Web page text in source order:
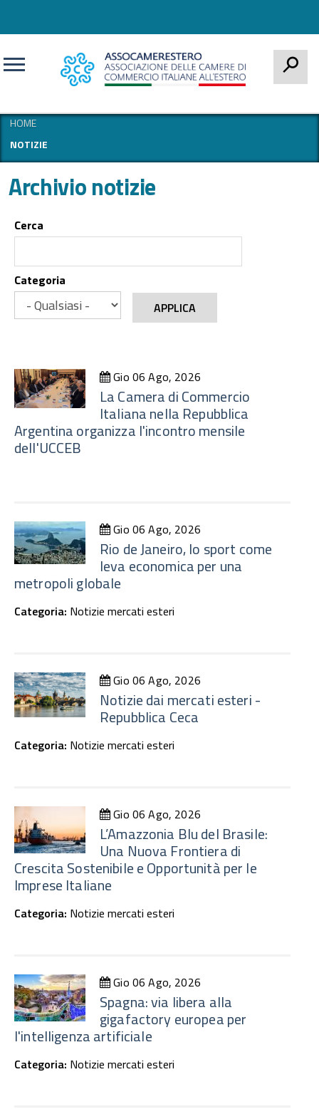
HOME
NOTIZIE
Archivio notizie
Cerca
Categoria
APPLICA
Gio 06 Ago, 2026
La Camera di Commercio
Italiana nella Repubblica
Argentina organizza l'incontro mensile
dell'UCCEB
Gio 06 Ago, 2026
Rio de Janeiro, lo sport come
leva economica per una
metropoli globale
Categoria: Notizie mercati esteri
Gio 06 Ago, 2026
Notizie dai mercati esteri -
Repubblica Ceca
Categoria: Notizie mercati esteri
Gio 06 Ago, 2026
L’Amazzonia Blu del Brasile:
Una Nuova Frontiera di
Crescita Sostenibile e Opportunità per le
Imprese Italiane
Categoria: Notizie mercati esteri
Gio 06 Ago, 2026
Spagna: via libera alla
gigafactory europea per
l'intelligenza artificiale
Categoria: Notizie mercati esteri